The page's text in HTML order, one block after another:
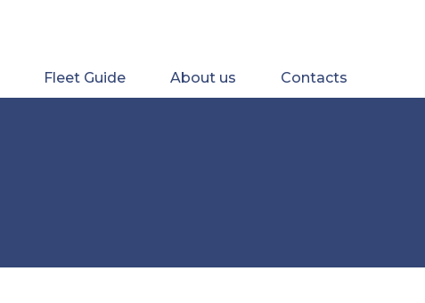
Fleet Guide About us Contacts